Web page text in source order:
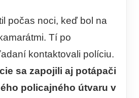
počas noci, keď bol na
Tí po
kontaktovali políciu.
sa zapojili aj potápači
policajného útvaru v